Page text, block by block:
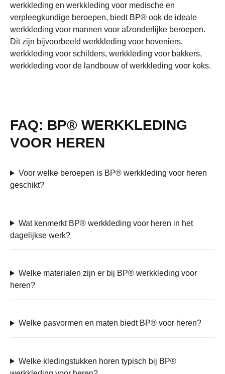
werkkleding en werkkleding voor medische en
verpleegkundige beroepen, biedt BP® ook de ideale
werkkleding voor mannen voor afzonderlijke beroepen.
Dit zijn bijvoorbeeld werkkleding voor hoveniers,
werkkleding voor schilders, werkkleding voor bakkers,
werkkleding voor de landbouw of werkkleding voor koks.
FAQ: BP® WERKKLEDING
VOOR HEREN
Voor welke beroepen is BP® werkkleding voor heren
geschikt?
Wat kenmerkt BP® werkkleding voor heren in het
dagelijkse werk?
Welke materialen zijn er bij BP® werkkleding voor
heren?
Welke pasvormen en maten biedt BP® voor heren?
Welke kledingstukken horen typisch bij BP®